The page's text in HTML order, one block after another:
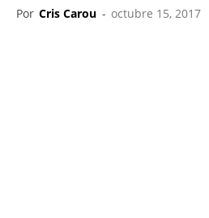
Por Cris Carou - octubre 15, 2017